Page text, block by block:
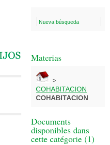
Nueva búsqueda
Materias
>
COHABITACION
COHABITACION
Documents
disponibles dans
cette catégorie (1)